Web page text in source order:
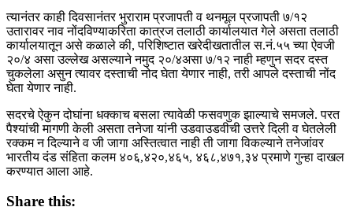
त्यानंतर काही दिवसानंतर भुराराम प्रजापती व थनमूल प्रजापती ७/१२
उतारावर नाव नोंदविण्याकरिता कात्रज तलाठी कार्यालयात गेले असता तलाठी
कार्यालयातून असे कळाले की, परिशिष्टात खरेदीखतातील स.नं.५५ च्या ऐवजी
२०/४ असा उल्लेख असल्याने नमुद २०/४असा ७/१२ नाही म्हणुन सदर दस्त
चुकलेला असुन त्यावर दस्ताची नोद घेता येणार नाही, तरी आपले दस्ताची नोंद
घेता येणार नाही.
सदरचे ऐकुन दोघांना धक्काच बसला त्यावेळी फसवणुक झाल्याचे समजले. परत
पैश्यांची मागणी केली असता तनेजा यांनी उडवाउडवीची उत्तरे दिली व घेतलेली
रक्कम न दिल्याने व जी जागा अस्तित्वात नाही ती जागा विकल्याने तनेजांवर
भारतीय दंड संहिता कलम ४०६,४२०,४६५, ४६८,४७१,३४ प्रमाणे गुन्हा दाखल
करण्यात आला आहे.
Share this: